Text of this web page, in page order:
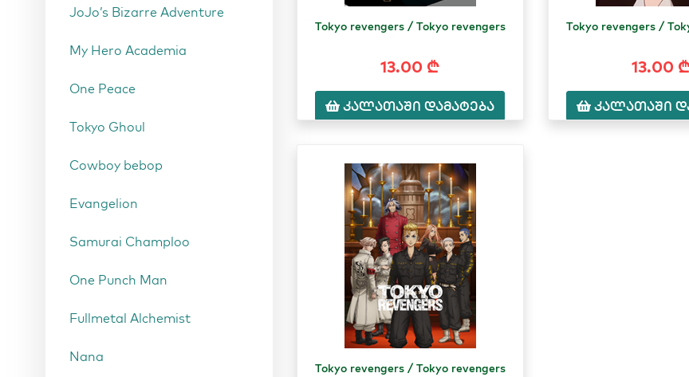
JoJo’s Bizarre Adventure
My Hero Academia
One Peace
Tokyo Ghoul
Cowboy bebop
Evangelion
Samurai Champloo
One Punch Man
Fullmetal Alchemist
Nana
Tokyo revengers / Tokyo revengers
13.00 ₾
კალათაში დამატება
Tokyo revengers /
13.00
კალათაში
Tokyo revengers / Tokyo revengers